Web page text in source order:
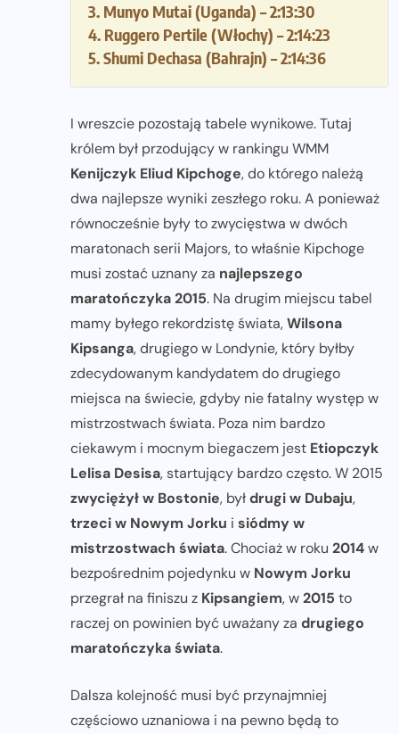
3. Munyo Mutai (Uganda) – 2:13:30
4. Ruggero Pertile (Włochy) – 2:14:23
5. Shumi Dechasa (Bahrajn) – 2:14:36
I wreszcie pozostają tabele wynikowe. Tutaj
królem był przodujący w rankingu WMM
Kenijczyk Eliud Kipchoge, do którego należą
dwa najlepsze wyniki zeszłego roku. A ponieważ
równocześnie były to zwycięstwa w dwóch
maratonach serii Majors, to właśnie Kipchoge
musi zostać uznany za najlepszego
maratończyka 2015. Na drugim miejscu tabel
mamy byłego rekordzistę świata,Wilsona
Kipsanga, drugiego w Londynie, który byłby
zdecydowanym kandydatem do drugiego
miejsca na świecie, gdyby nie fatalny występ w
mistrzostwach świata. Poza nim bardzo
ciekawym i mocnym biegaczem jest Etiopczyk
Lelisa Desisa, startujący bardzo często. W 2015
zwyciężył w Bostonie, byłdrugi w Dubaju,
trzeci w Nowym Jorku i siódmy w
mistrzostwach świata. Chociaż w roku 2014w
bezpośrednim pojedynku w Nowym Jorku
przegrał na finiszu z Kipsangiem, w2015 to
raczej on powinien być uważany za drugiego
maratończyka świata.
Dalsza kolejność musi być przynajmniej
częściowo uznaniowa i na pewno będą to